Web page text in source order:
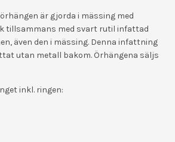
är gjorda i mässing med
tillsammans med svart rutil infattad
även den i mässing. Denna infattning
utan metall bakom. Örhängena säljs
inkl. ringen: